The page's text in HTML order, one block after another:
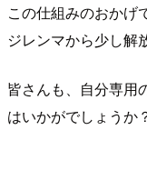
この仕組みのおかげ
ジレンマから少し解
皆さんも、自分専用
はいかがでしょうか